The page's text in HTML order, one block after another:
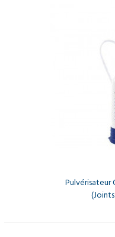
Pulvérisateur
(joints